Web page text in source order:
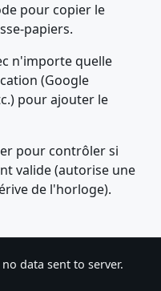
pour copier le
papiers.
n'importe quelle
(Google
pour ajouter le
pour contrôler si
valide (autorise une
de l'horloge).
data sent to server.